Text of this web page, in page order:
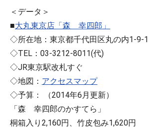
＜データ＞
■大丸東京店「森 幸四郎」
◇所在地：東京都千代田区丸の内1-9-1
◇TEL：03-3212-8011(代)
◇JR東京駅改札すぐ
◇地図： アクセスマップ
◇予算： （2014年6月更新）
「森 幸四郎のかすてら」
桐箱入り2,160円、竹皮包み1,620円